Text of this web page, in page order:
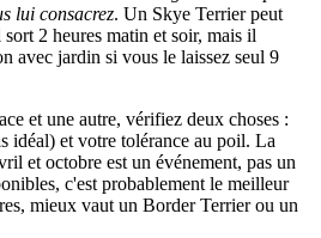
lui consacrez. Un Skye Terrier peut
2 heures matin et soir, mais il
avec jardin si vous le laissez seul 9
et une autre, vérifiez deux choses :
idéal) et votre tolérance au poil. La
et octobre est un événement, pas un
c'est probablement le meilleur
mieux vaut un Border Terrier ou un